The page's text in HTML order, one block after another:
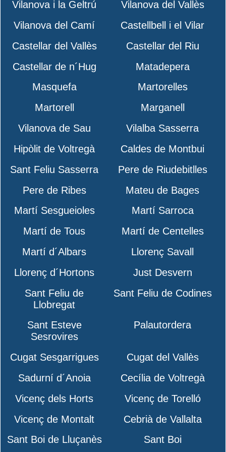
Vilanova i la Geltrú
Vilanova del Vallès
Vilanova del Camí
Castellbell i el Vilar
Castellar del Vallès
Castellar del Riu
Castellar de n´Hug
Matadepera
Masquefa
Martorelles
Martorell
Marganell
Vilanova de Sau
Vilalba Sasserra
Hipòlit de Voltregà
Caldes de Montbui
Sant Feliu Sasserra
Pere de Riudebitlles
Pere de Ribes
Mateu de Bages
Martí Sesgueioles
Martí Sarroca
Martí de Tous
Martí de Centelles
Martí d´Albars
Llorenç Savall
Llorenç d´Hortons
Just Desvern
Sant Feliu de
Llobregat
Sant Feliu de Codines
Sant Esteve
Sesrovires
Palautordera
Cugat Sesgarrigues
Cugat del Vallès
Sadurní d´Anoia
Cecília de Voltregà
Vicenç dels Horts
Vicenç de Torelló
Vicenç de Montalt
Cebrià de Vallalta
Sant Boi de Lluçanès
Sant Boi